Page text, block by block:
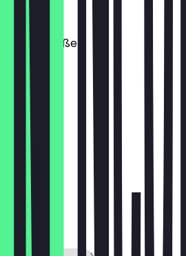
1,00 €
Cheese Soße
1,00 €